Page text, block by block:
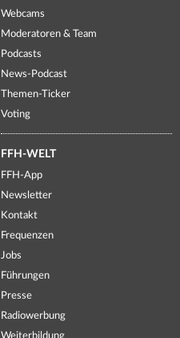
Webcams
Moderatoren & Team
Podcasts
News-Podcast
Themen-Ticker
Voting
FFH-WELT
FFH-App
Newsletter
Kontakt
Frequenzen
Jobs
Führungen
Presse
Radiowerbung
Weiterbildung